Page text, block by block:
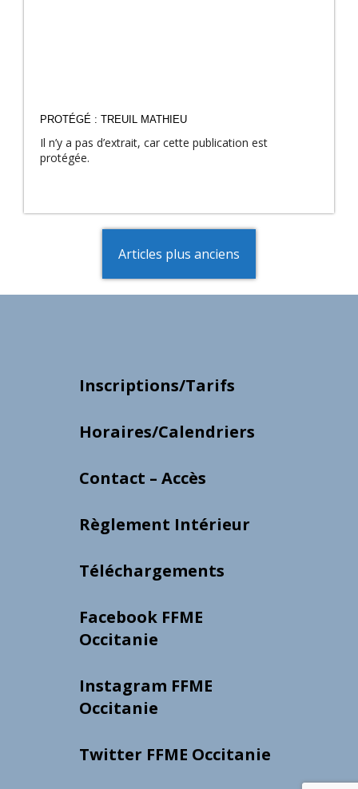
PROTÉGÉ : TREUIL MATHIEU
Il n’y a pas d’extrait, car cette publication est
protégée.
Articles plus anciens
Inscriptions/Tarifs
Horaires/Calendriers
Contact – Accès
Règlement Intérieur
Téléchargements
Facebook FFME
Occitanie
Instagram FFME
Occitanie
Twitter FFME Occitanie